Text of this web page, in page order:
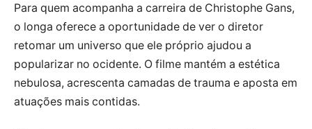
Para quem acompanha a carreira de Christophe Gans,
o longa oferece a oportunidade de ver o diretor
retomar um universo que ele próprio ajudou a
popularizar no ocidente. O filme mantém a estética
nebulosa, acrescenta camadas de trauma e aposta em
atuações mais contidas.